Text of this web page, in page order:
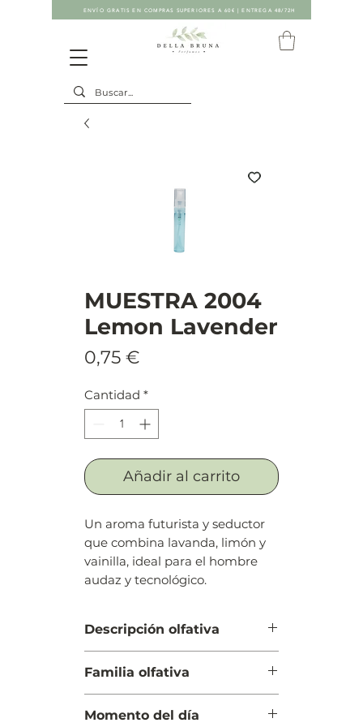
ENVÍO GRATIS EN COMPRAS SUPERIORES A 60€ | ENTREGA 48/72H
MUESTRA 2004
Lemon Lavender
0,75 €
Cantidad *
Añadir al carrito
Un aroma futurista y seductor
que combina lavanda, limón y
vainilla, ideal para el hombre
audaz y tecnológico.
Descripción olfativa
limón y limón de Amalfi (lima de
Amalfi)
Cuerpo: Lavanda, manzana, Notas
Familia olfativa
Momento del día